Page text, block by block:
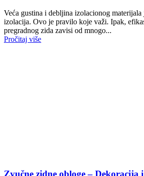
Veća gustina i debljina izolacionog materijala
izolacija. Ovo je pravilo koje važi. Ipak,
pregradnog zida zavisi od mnogo...
Pročitaj više
Zvučne zidne obloge – Dekoracija